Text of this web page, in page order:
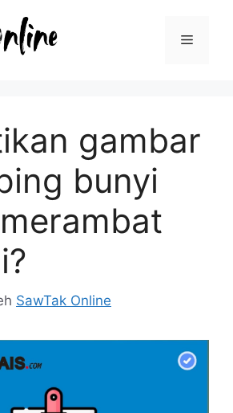
Menu
gambar
bunyi
SawTak Online